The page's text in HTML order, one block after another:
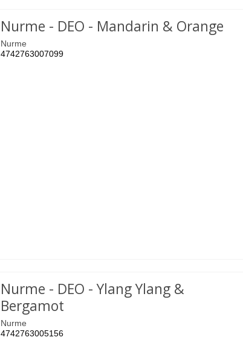
Nurme - DEO - Mandarin & Orange
Nurme
4742763007099
Nurme - DEO - Ylang Ylang &
Bergamot
Nurme
4742763005156